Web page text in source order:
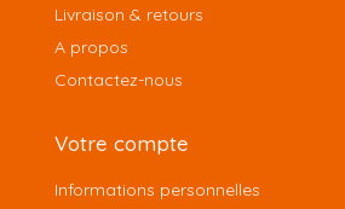
Livraison & retours
A propos
Contactez-nous
Votre compte
Informations personnelles